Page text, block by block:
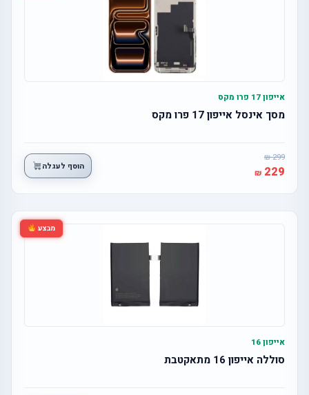
אייפון 17 פרו מקס
מסך אינסל אייפון 17 פרו מקס
299
229 הוסף לעגלה
מבצע
אייפון 16
סוללה אייפון 16 מתאקטבת